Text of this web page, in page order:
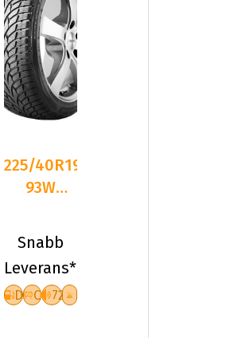
225/40R19
93W
SV-3 XL
Friktion
2024
Snabb
Leverans*
D C 72